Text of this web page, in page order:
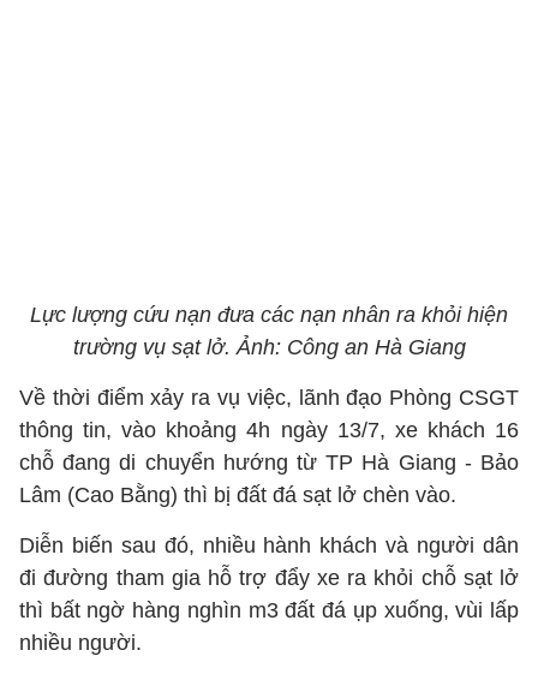
Lực lượng cứu nạn đưa các nạn nhân ra khỏi hiện
trường vụ sạt lở. Ảnh: Công an Hà Giang
Về thời điểm xảy ra vụ việc, lãnh đạo Phòng CSGT
thông tin, vào khoảng 4h ngày 13/7, xe khách 16
chỗ đang di chuyển hướng từ TP Hà Giang - Bảo
Lâm (Cao Bằng) thì bị đất đá sạt lở chèn vào.
Diễn biến sau đó, nhiều hành khách và người dân
đi đường tham gia hỗ trợ đẩy xe ra khỏi chỗ sạt lở
thì bất ngờ hàng nghìn m3 đất đá ụp xuống, vùi lấp
nhiều người.